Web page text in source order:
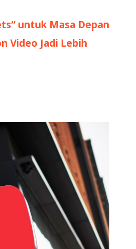
untuk Masa Depan
Video Jadi Lebih